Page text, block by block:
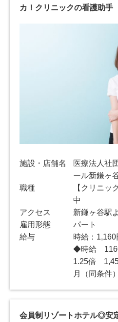
カ！クリニックの看護助手
施設・店舗名
医療法人社
ール新鎌ヶ
職種
【クリニッ
中
アクセス
新鎌ヶ谷駅
雇用形態
パート
給与
時給：1,160
◆時給
1.25倍
月（同条件）
会員制リゾートホテル◎安